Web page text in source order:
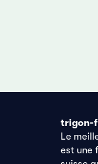
trigon-
Le
est une